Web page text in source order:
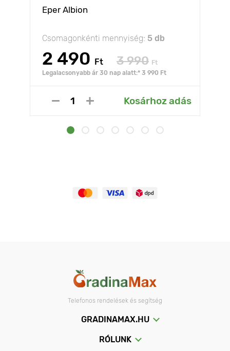
Eper Albion
Csomagonkénti mennyiség: 5 db
2 490 Ft 3 990 Ft
Legalacsonyabb ár 30 nap alatt:* 3 990 Ft
Kosárhoz adás
Telefonos rendelések és segítség
GRADINAMAX.HU
RÓLUNK